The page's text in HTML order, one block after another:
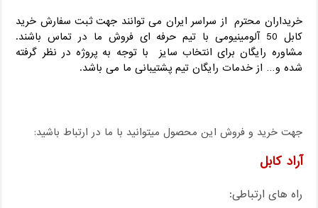
خریداران محترم از سراسر ایران می توانند جهت ثبت سفارش خرید
کابل 50 آلومینیومی با تیم حرفه ای فروش ما در تماس باشند.
مشاوره رایگان برای انتخاب سایز با توجه به پروژه در نظر گرفته
شده و… از خدمات رایگان تیم پشتیبانی ما می باشد.
جهت خرید و فروش این محصول میتوانید با ما در ارتباط باشید:
آراد کابل
راه های ارتباطی: